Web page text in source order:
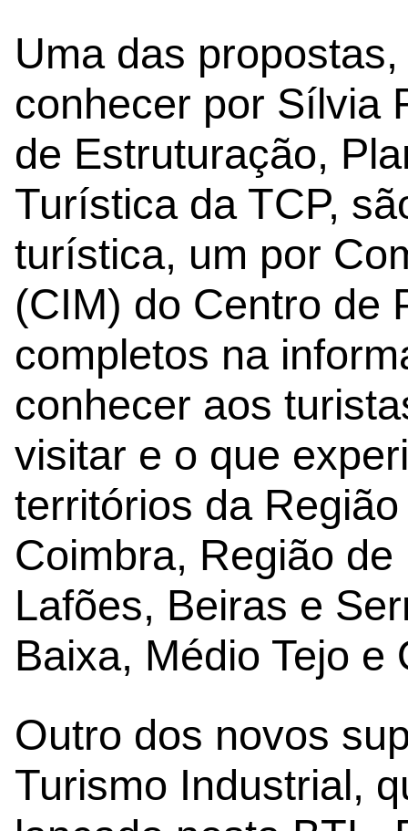
Uma das
conhecer por Sílvia
de Estruturação,
Turística da TCP,
turística, um por
(CIM) do Centro de
completos na
conhecer aos
visitar e o que
territórios da
Coimbra, Região
Lafões, Beiras e
Baixa, Médio Tejo e
Outro dos novos
Turismo Industrial,